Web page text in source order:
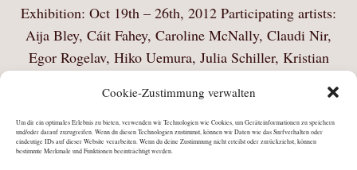
Cookie-Zustimmung verwalten
Um dir ein optimales Erlebnis zu bieten, verwenden wir Technologien wie Cookies, um Geräteinformationen zu speichern
und/oder darauf zuzugreifen. Wenn du diesen Technologien zustimmst, können wir Daten wie das Surfverhalten oder
eindeutige IDs auf dieser Website verarbeiten. Wenn du deine Zustimmung nicht erteilst oder zurückziehst, können
bestimmte Merkmale und Funktionen beeinträchtigt werden.
Exhibition: Oct 19th – 26th, 2012 Participating artists:
Aija Bley, Cáit Fahey, Caroline McNally, Claudi Nir,
Egor Rogelav, Hiko Uemura, Julia Schiller, Kristian